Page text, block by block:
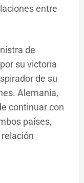
entre
de
su victoria
de su
Alemania,
continuar con
países,